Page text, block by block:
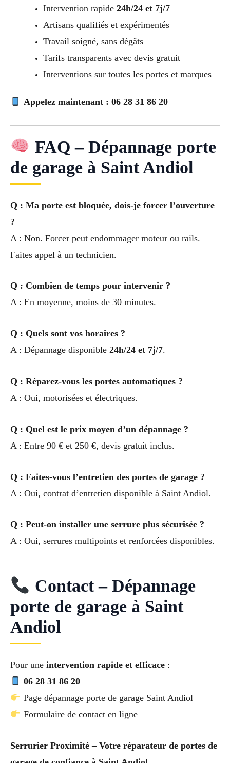
Intervention rapide 24h/24 et 7j/7
Artisans qualifiés et expérimentés
Travail soigné, sans dégâts
Tarifs transparents avec devis gratuit
Interventions sur toutes les portes et marques
Appelez maintenant : 06 28 31 86 20
FAQ – Dépannage porte
de garage à Saint Andiol
Q : Ma porte est bloquée, dois-je forcer l’ouverture
?
A : Non. Forcer peut endommager moteur ou rails.
Faites appel à un technicien.
Q : Combien de temps pour intervenir ?
A : En moyenne, moins de 30 minutes.
Q : Quels sont vos horaires ?
A : Dépannage disponible 24h/24 et 7j/7.
Q : Réparez-vous les portes automatiques ?
A : Oui, motorisées et électriques.
Q : Quel est le prix moyen d’un dépannage ?
A : Entre 90 € et 250 €, devis gratuit inclus.
Q : Faites-vous l’entretien des portes de garage ?
A : Oui, contrat d’entretien disponible à Saint Andiol.
Q : Peut-on installer une serrure plus sécurisée ?
A : Oui, serrures multipoints et renforcées disponibles.
Contact – Dépannage
porte de garage à Saint
Andiol
Pour une intervention rapide et efficace :
06 28 31 86 20
Page dépannage porte de garage Saint Andiol
Formulaire de contact en ligne
Serrurier Proximité – Votre réparateur de portes de